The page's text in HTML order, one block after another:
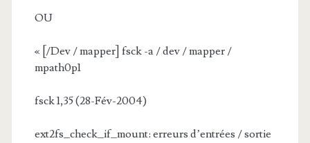
OU
« [/Dev / mapper] fsck -a / dev / mapper /
mpath0p1
fsck 1,35 (28-Fév-2004)
ext2fs_check_if_mount: erreurs d’entrées / sortie